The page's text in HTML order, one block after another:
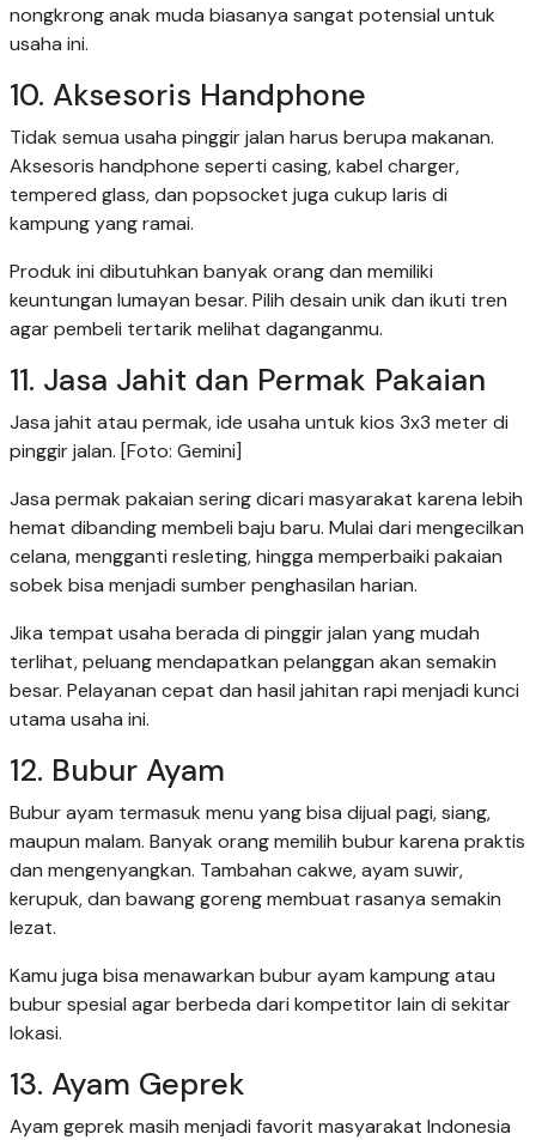
nongkrong anak muda biasanya sangat potensial untuk
usaha ini.
10. Aksesoris Handphone
Tidak semua usaha pinggir jalan harus berupa makanan.
Aksesoris handphone seperti casing, kabel charger,
tempered glass, dan popsocket juga cukup laris di
kampung yang ramai.
Produk ini dibutuhkan banyak orang dan memiliki
keuntungan lumayan besar. Pilih desain unik dan ikuti tren
agar pembeli tertarik melihat daganganmu.
11. Jasa Jahit dan Permak Pakaian
Jasa jahit atau permak, ide usaha untuk kios 3x3 meter di
pinggir jalan. [Foto: Gemini]
Jasa permak pakaian sering dicari masyarakat karena lebih
hemat dibanding membeli baju baru. Mulai dari mengecilkan
celana, mengganti resleting, hingga memperbaiki pakaian
sobek bisa menjadi sumber penghasilan harian.
Jika tempat usaha berada di pinggir jalan yang mudah
terlihat, peluang mendapatkan pelanggan akan semakin
besar. Pelayanan cepat dan hasil jahitan rapi menjadi kunci
utama usaha ini.
12. Bubur Ayam
Bubur ayam termasuk menu yang bisa dijual pagi, siang,
maupun malam. Banyak orang memilih bubur karena praktis
dan mengenyangkan. Tambahan cakwe, ayam suwir,
kerupuk, dan bawang goreng membuat rasanya semakin
lezat.
Kamu juga bisa menawarkan bubur ayam kampung atau
bubur spesial agar berbeda dari kompetitor lain di sekitar
lokasi.
13. Ayam Geprek
Ayam geprek masih menjadi favorit masyarakat Indonesia